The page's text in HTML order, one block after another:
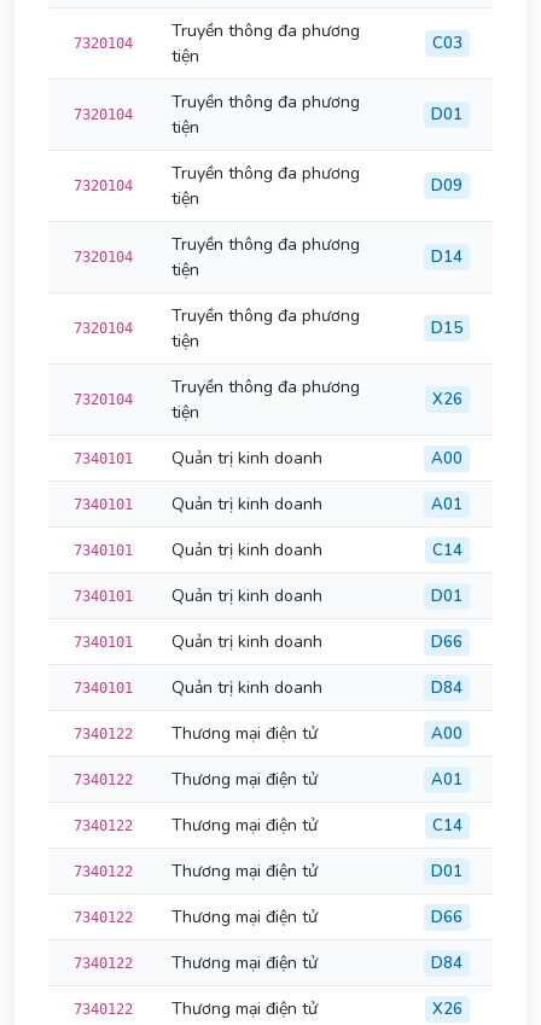
7320104
Truyền thông đa phương
tiện
C03
7320104
Truyền thông đa phương
tiện
D01
7320104
Truyền thông đa phương
tiện
D09
7320104
Truyền thông đa phương
tiện
D14
7320104
Truyền thông đa phương
tiện
D15
7320104
Truyền thông đa phương
tiện
X26
7340101 Quản trị kinh doanh A00
7340101 Quản trị kinh doanh A01
7340101 Quản trị kinh doanh C14
7340101 Quản trị kinh doanh D01
7340101 Quản trị kinh doanh D66
7340101 Quản trị kinh doanh D84
7340122 Thương mại điện tử A00
7340122 Thương mại điện tử A01
7340122 Thương mại điện tử C14
7340122 Thương mại điện tử D01
7340122 Thương mại điện tử D66
7340122 Thương mại điện tử D84
7340122 Thương mại điện tử X26